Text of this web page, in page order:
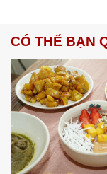
CÓ THỂ BẠN